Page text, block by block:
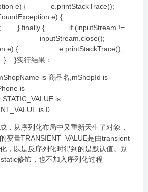
e) { e.printStackTrace();
e) {
} finally { if (inputStream !=
e) { e.printStackTrace();
结果：
is 商品名,mShopId is
is
is
is 0
，从序列化布局中又重新天生了对象，
变量TRANSIENT_VALUE是由transient
，以是反序列化时得到的是默认值。别
修饰，也不加入序列化过程